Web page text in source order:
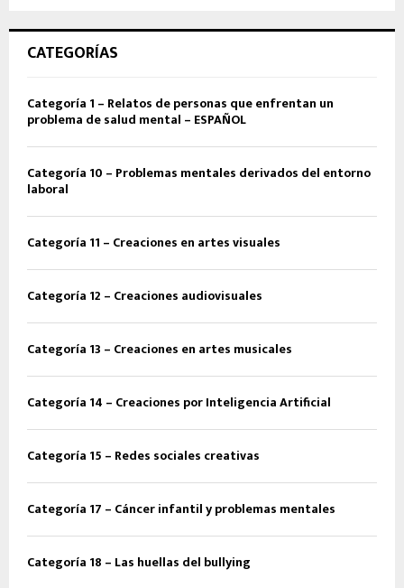
CATEGORÍAS
Categoría 1 – Relatos de personas que enfrentan un
problema de salud mental – ESPAÑOL
Categoría 10 – Problemas mentales derivados del entorno
laboral
Categoría 11 – Creaciones en artes visuales
Categoría 12 – Creaciones audiovisuales
Categoría 13 – Creaciones en artes musicales
Categoría 14 – Creaciones por Inteligencia Artificial
Categoría 15 – Redes sociales creativas
Categoría 17 – Cáncer infantil y problemas mentales
Categoría 18 – Las huellas del bullying